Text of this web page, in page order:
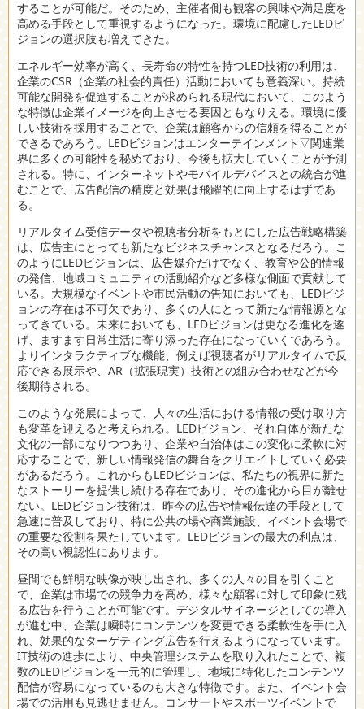
することが可能だ。そのため、主催者側も観客の興味や満足度を
高める手段として重視するようになった。環境に配慮したLEDビ
ジョンの選択肢も増えてきた。
エネルギー効率が高く、長寿命の特性を持つLED技術の利用は、
企業のCSR（企業の社会的責任）活動においても意義深い。持続
可能な開発を促進することが求められる現代において、このよう
な特徴は企業イメージを向上させる要因ともなりえる。環境に優
しい技術を採用することで、企業は顧客からの信頼を得ることが
できるであろう。LEDビジョンはエンターテインメント▽関連業
界に多くの可能性を秘めており、今後も拡大していくことが予測
される。特に、インターネットやモバイルデバイスとの統合が進
むことで、広告配信の精度と効果は飛躍的に向上するはずであ
る。
リアルタイム受信データや視聴者分析をもとにした広告戦略構築
は、広告主にとっても新たなビジネスチャンスとなるだろう。こ
のようにLEDビジョンは、広告媒介だけでなく、教育や公的情報
の発信、地域コミュニティの活動紹介など多様な側面で貢献して
いる。大規模なイベントや市民活動の告知においても、LEDビジ
ョンの存在は不可欠であり、多くの人にとって新たな情報源とな
ってきている。未来においても、LEDビジョンは更なる進化を遂
げ、ますます日常生活に寄り添った存在になっていくであろう。
よりインタラクティブな機能、例えば視聴者がリアルタイムで反
応できる展示や、AR（拡張現実）技術との組み合わせなどが今
後期待される。
このような発展によって、人々の生活における情報の受け取り方
も変革を迎えると考えられる。LEDビジョン、それ自体が新たな
文化の一部になりつつあり、企業や自治体はこの変化に柔軟に対
応することで、新しい情報発信の舞台をクリエイトしていく必要
があるだろう。これからもLEDビジョンは、私たちの視界に新た
なストーリーを提供し続ける存在であり、その進化から目が離せ
ない。LEDビジョン技術は、昨今の広告や情報伝達の手段として
急速に普及しており、特に公共の場や商業施設、イベント会場で
の重要な役割を果たしています。LEDビジョンの最大の利点は、
その高い視認性にあります。
昼間でも鮮明な映像が映し出され、多くの人々の目を引くこと
で、企業は市場での競争力を高め、様々な顧客に対して印象に残
る広告を行うことが可能です。デジタルサイネージとしての導入
が進む中、企業は瞬時にコンテンツを変更できる柔軟性を手に入
れ、効果的なターゲティング広告を行えるようになっています。
IT技術の進歩により、中央管理システムを取り入れたことで、複
数のLEDビジョンを一元的に管理し、地域に特化したコンテンツ
配信が容易になっているのも大きな特徴です。また、イベント会
場での活用も見逃せません。コンサートやスポーツイベントで